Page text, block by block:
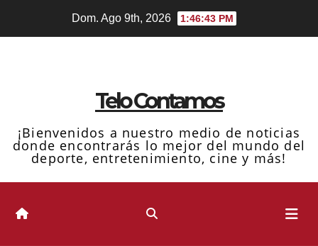
Dom. Ago 9th, 2026 1:46:44 PM
Telo Contamos
¡Bienvenidos a nuestro medio de noticias
donde encontrarás lo mejor del mundo del
deporte, entretenimiento, cine y más!